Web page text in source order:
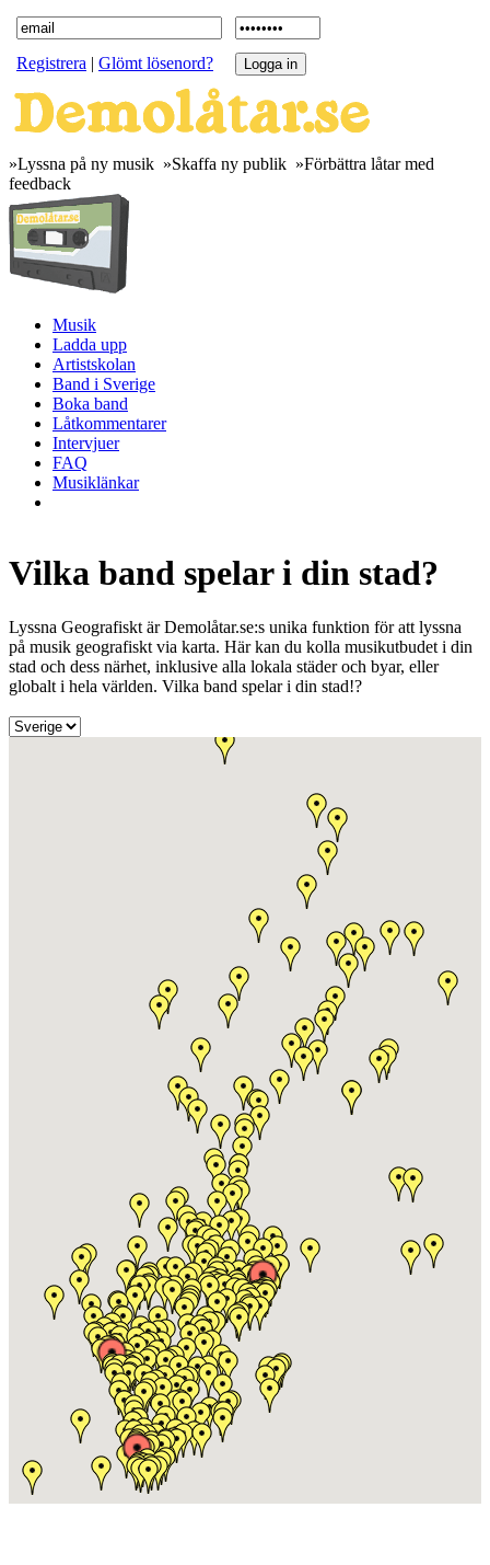
Registrera | Glömt lösenord?
»Lyssna på ny musik »Skaffa ny publik »Förbättra låtar med
feedback
Musik
Ladda upp
Artistskolan
Band i Sverige
Boka band
Låtkommentarer
Intervjuer
FAQ
Musiklänkar
Vilka band spelar i din stad?
Lyssna Geografiskt är Demolåtar.se:s unika funktion för att lyssna
på musik geografiskt via karta. Här kan du kolla musikutbudet i din
stad och dess närhet, inklusive alla lokala städer och byar, eller
globalt i hela världen. Vilka band spelar i din stad!?